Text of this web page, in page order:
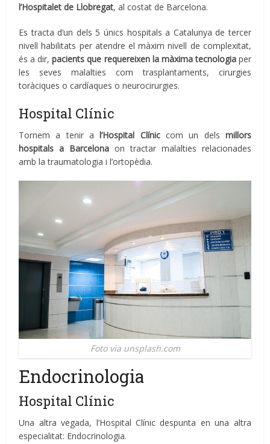
l’Hospitalet de Llobregat, al costat de Barcelona.
Es tracta d’un dels 5 únics hospitals a Catalunya de tercer
nivell habilitats per atendre el màxim nivell de complexitat,
és a dir,pacients que requereixen la màxima tecnologiaper
les seves malalties com trasplantaments, cirurgies
toràciques o cardíaques o neurocirurgies.
Hospital Clínic
Tornem a tenir al’Hospital Clíniccom un dels millors
hospitals a Barcelona on tractar malalties relacionades
amb la traumatologia i l’ortopèdia.
Foto via unsplash.com
Endocrinologia
Hospital Clínic
Una altra vegada, l’Hospital Clínic despunta en una altra
especialitat: Endocrinologia.